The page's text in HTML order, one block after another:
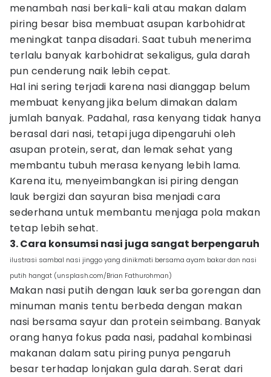
menambah nasi berkali-kali atau makan dalam
piring besar bisa membuat asupan karbohidrat
meningkat tanpa disadari. Saat tubuh menerima
terlalu banyak karbohidrat sekaligus, gula darah
pun cenderung naik lebih cepat.
Hal ini sering terjadi karena nasi dianggap belum
membuat kenyang jika belum dimakan dalam
jumlah banyak. Padahal, rasa kenyang tidak hanya
berasal dari nasi, tetapi juga dipengaruhi oleh
asupan protein, serat, dan lemak sehat yang
membantu tubuh merasa kenyang lebih lama.
Karena itu, menyeimbangkan isi piring dengan
lauk bergizi dan sayuran bisa menjadi cara
sederhana untuk membantu menjaga pola makan
tetap lebih sehat.
3. Cara konsumsi nasi juga sangat berpengaruh
ilustrasi sambal nasi jinggo yang dinikmati bersama ayam bakar dan nasi
putih hangat (unsplash.com/Brian Fathurohman)
Makan nasi putih dengan lauk serba gorengan dan
minuman manis tentu berbeda dengan makan
nasi bersama sayur dan protein seimbang. Banyak
orang hanya fokus pada nasi, padahal kombinasi
makanan dalam satu piring punya pengaruh
besar terhadap lonjakan gula darah. Serat dari